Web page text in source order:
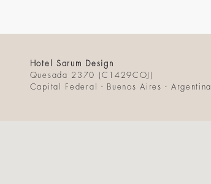
Hotel Sarum Design
Quesada 2370 (C1429COJ)
Capital Federal - Buenos Aires - Argentina